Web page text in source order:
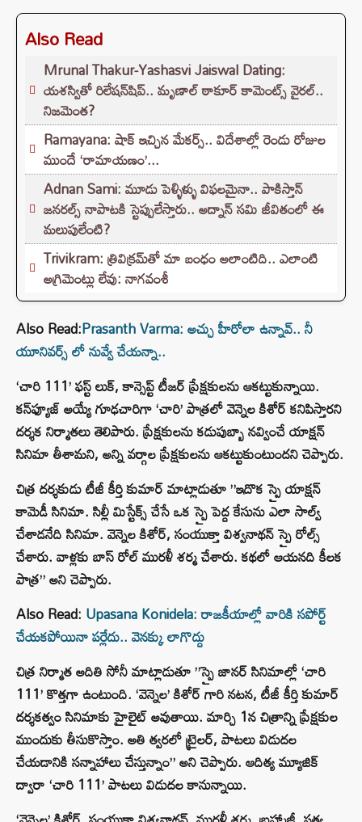
Also Read
Mrunal Thakur-Yashasvi Jaiswal Dating:
యశస్వితో రిలేషన్‌షిప్.. మృణాల్ ఠాకూర్ కామెంట్స్ వైరల్..
నిజమెంత?
Ramayana: షాక్ ఇచ్చిన మేకర్స్.. విదేశాల్లో రెండు రోజుల
ముందే ‘రామాయణం’...
Adnan Sami: మూడు పెళ్ళిళ్ళు విఫలమైనా.. పాకిస్తాన్
జనరల్స్ నాపాటకి స్టెప్పులేస్తారు.. అద్నాన్ సమి జీవితంలో ఈ
మలుపులేంటి?
Trivikram: త్రివిక్రమ్‌తో మా బంధం అలాంటిది.. ఎలాంటి
అగ్రిమెంట్లు లేవు: నాగవంశీ
Also Read:Prasanth Varma: అచ్చు హీరోలా ఉన్నావ్.. నీ
యూనివర్స్ లో నువ్వే చేయన్నా..
‘చారి 111’ ఫస్ట్ లుక్, కాన్సెప్ట్ టీజర్ ప్రేక్షకులను ఆకట్టుకున్నాయి.
కన్‌ఫ్యూజ్ అయ్యే గూఢచారిగా ‘చారి’ పాత్రలో వెన్నెల కిశోర్ కనిపిస్తారని
దర్శక నిర్మాతలు తెలిపారు. ప్రేక్షకులను కడుపుబ్బా నవ్వించే యాక్షన్
సినిమా తీశామని, అన్ని వర్గాల ప్రేక్షకులను ఆకట్టుకుంటుందని చెప్పారు.
చిత్ర దర్శకుడు టీజీ కీర్తి కుమార్ మాట్లాడుతూ ”ఇదొక స్పై యాక్షన్
కామెడీ సినిమా. సిల్లీ మిస్టేక్స్ చేసే ఒక స్పై పెద్ద కేసును ఎలా సాల్వ్
చేశాడనేది సినిమా. వెన్నెల కిశోర్, సంయుక్తా విశ్వనాథన్ స్పై రోల్స్
చేశారు. వాళ్లకు బాస్ రోల్ మురళీ శర్మ చేశారు. కథలో ఆయనది కీలక
పాత్ర” అని చెప్పారు.
Also Read: Upasana Konidela: రాజకీయాల్లో వారికి సపోర్ట్
చేయకపోయినా పర్లేదు.. వెనక్కు లాగొద్దు
చిత్ర నిర్మాత అదితి సోనీ మాట్లాడుతూ ”స్పై జానర్ సినిమాల్లో ‘చారి
111’ కొత్తగా ఉంటుంది. ‘వెన్నెల’ కిశోర్ గారి నటన, టీజీ కీర్తి కుమార్
దర్శకత్వం సినిమాకు హైలైట్ అవుతాయి. మార్చి 1న చిత్రాన్ని ప్రేక్షకుల
ముందుకు తీసుకొస్తాం. అతి త్వరలో ట్రైలర్, పాటలు విడుదల
చేయడానికి సన్నాహాలు చేస్తున్నాం” అని చెప్పారు. ఆదిత్య మ్యూజిక్
ద్వారా ‘చారి 111’ పాటలు విడుదల కానున్నాయి.